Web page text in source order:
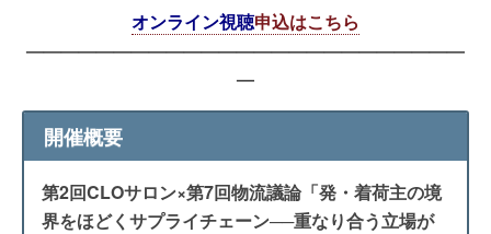
オンライン視聴申込はこちら
—————————————————————————
—
開催概要
第2回CLOサロン×第7回物流議論「発・着荷主の境
界をほどくサプライチェーン──重なり合う立場が